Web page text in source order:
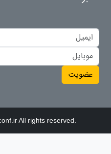
عضویت
All rights reserved.